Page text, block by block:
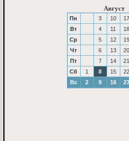
Август
Пн 3 10 17
Вт
4 11 18
Ср
5 12 19
Чт
6 13 20
Пт
7 14 21
Сб
1 8 15 22
Вс
2 9 16 23